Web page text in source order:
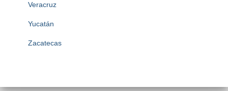
Veracruz
Yucatán
Zacatecas